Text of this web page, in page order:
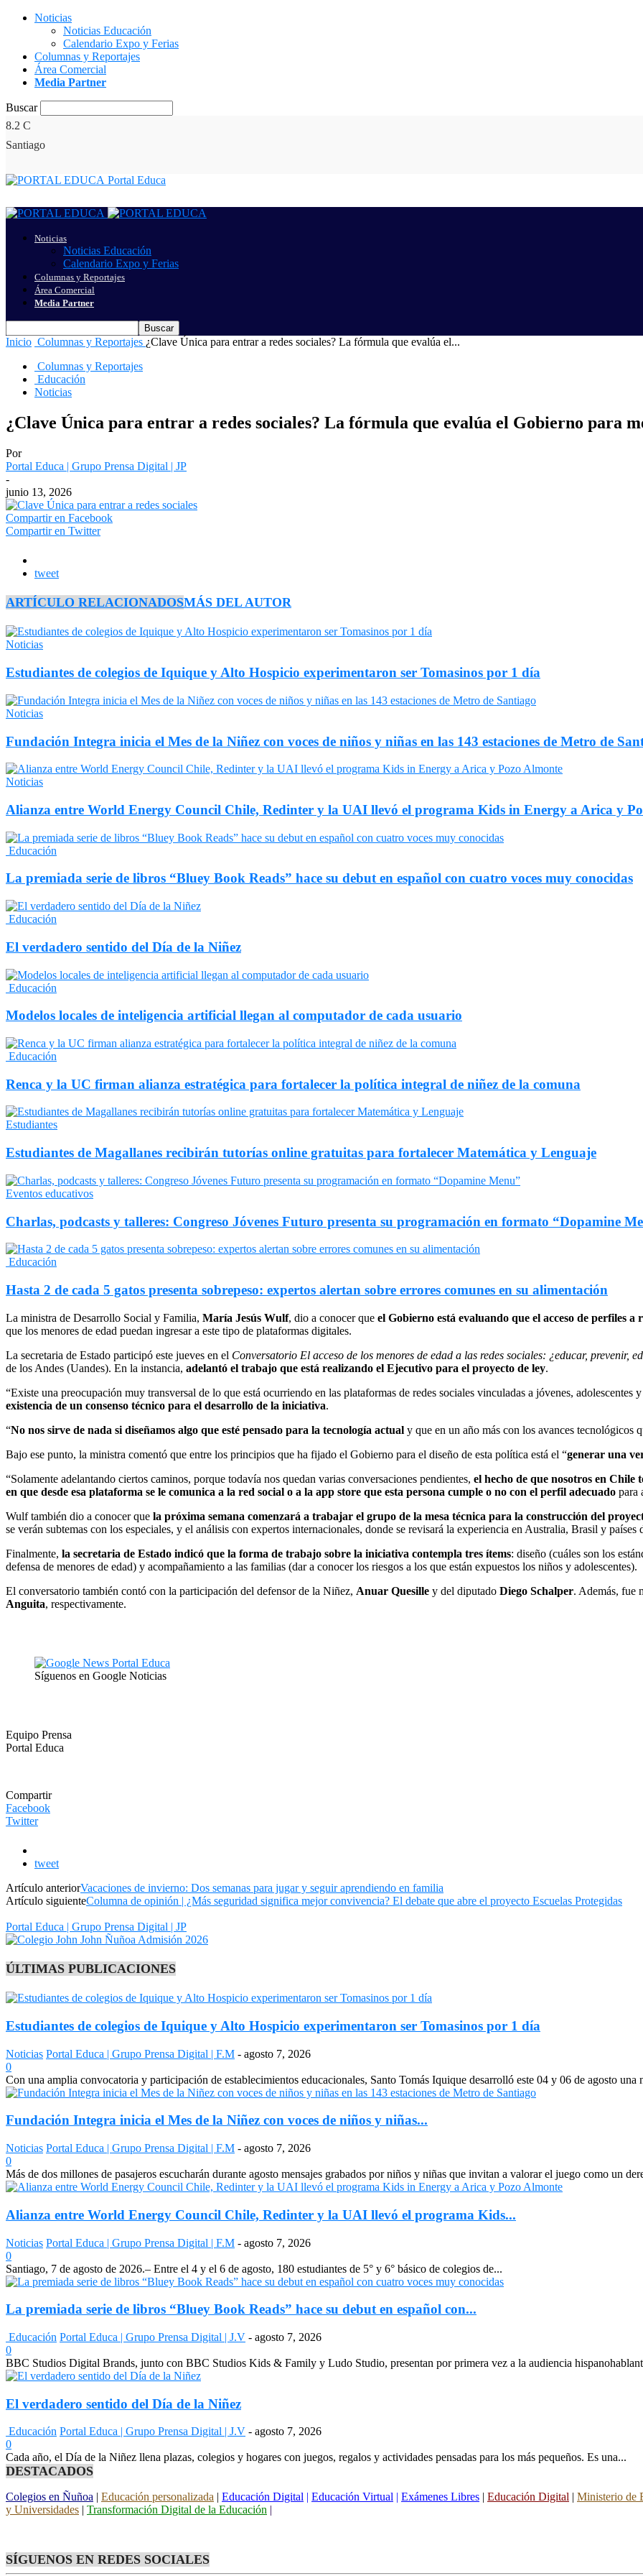
Noticias
Noticias Educación
Calendario Expo y Ferias
Columnas y Reportajes
Área Comercial
Media Partner
Buscar
8.2 C
Santiago
Portal Educa
Noticias
Noticias Educación
Calendario Expo y Ferias
Columnas y Reportajes
Área Comercial
Media Partner
Inicio Columnas y Reportajes ¿Clave Única para entrar a redes sociales? La fórmula que evalúa el...
Columnas y Reportajes
Educación
Noticias
¿Clave Única para entrar a redes sociales? La fórmula que evalúa el Gobierno para
Por
Portal Educa | Grupo Prensa Digital | JP
-
junio 13, 2026
Compartir en Facebook
Compartir en Twitter
tweet
ARTÍCULO RELACIONADOSMÁS DEL AUTOR
Noticias
Estudiantes de colegios de Iquique y Alto Hospicio experimentaron ser Tomasinos por 1 día
Noticias
Fundación Integra inicia el Mes de la Niñez con voces de niños y niñas en las 143 estaciones de Metro de
Noticias
Alianza entre World Energy Council Chile, Redinter y la UAI llevó el programa Kids in Energy a Arica y
Educación
La premiada serie de libros “Bluey Book Reads” hace su debut en español con cuatro voces muy conocidas
Educación
El verdadero sentido del Día de la Niñez
Educación
Modelos locales de inteligencia artificial llegan al computador de cada usuario
Educación
Renca y la UC firman alianza estratégica para fortalecer la política integral de niñez de la comuna
Estudiantes
Estudiantes de Magallanes recibirán tutorías online gratuitas para fortalecer Matemática y Lenguaje
Eventos educativos
Charlas, podcasts y talleres: Congreso Jóvenes Futuro presenta su programación en formato “Dopamine
Educación
Hasta 2 de cada 5 gatos presenta sobrepeso: expertos alertan sobre errores comunes en su alimentación
La ministra de Desarrollo Social y Familia, María Jesús Wulf, dio a conocer que el Gobierno está evaluando que el acceso de perfiles a
que los menores de edad puedan ingresar a este tipo de plataformas digitales.
La secretaria de Estado participó este jueves en el Conversatorio El acceso de los menores de edad a las redes sociales: ¿educar, prevenir,
de los Andes (Uandes). En la instancia, adelantó el trabajo que está realizando el Ejecutivo para el proyecto de ley.
“Existe una preocupación muy transversal de lo que está ocurriendo en las plataformas de redes sociales vinculadas a jóvenes,
existencia de un consenso técnico para el desarrollo de la iniciativa.
“No nos sirve de nada si diseñamos algo que esté pensado para la tecnología actual y que en un año más con los avances tecnológicos
Bajo ese punto, la ministra comentó que entre los principios que ha fijado el Gobierno para el diseño de esta política está el “generar una
“Solamente adelantando ciertos caminos, porque todavía nos quedan varias conversaciones pendientes, el hecho de que nosotros en Chile
en que desde esa plataforma se le comunica a la red social o a la app store que esta persona cumple o no con el perfil adecuado para
Wulf también dio a conocer que la próxima semana comenzará a trabajar el grupo de la mesa técnica para la construcción del
se verán subtemas con los especiales, y el análisis con expertos internacionales, donde se revisará la experiencia en Australia, Brasil y países
Finalmente, la secretaria de Estado indicó que la forma de trabajo sobre la iniciativa contempla tres ítems: diseño (cuáles son los
defensa de menores de edad) y acompañamiento a las familias (dar a conocer los riesgos a los que están expuestos los niños y adolescentes).
El conversatorio también contó con la participación del defensor de la Niñez, Anuar Quesille y del diputado Diego Schalper. Además, fue
Anguita, respectivamente.
Síguenos en Google Noticias
Equipo Prensa
Portal Educa
Compartir
Facebook
Twitter
tweet
Artículo anteriorVacaciones de invierno: Dos semanas para jugar y seguir aprendiendo en familia
Artículo siguienteColumna de opinión | ¿Más seguridad significa mejor convivencia? El debate que abre el proyecto Escuelas Protegidas
Portal Educa | Grupo Prensa Digital | JP
ÚLTIMAS PUBLICACIONES
Estudiantes de colegios de Iquique y Alto Hospicio experimentaron ser Tomasinos por 1 día
Noticias Portal Educa | Grupo Prensa Digital | F.M - agosto 7, 2026
0
Con una amplia convocatoria y participación de establecimientos educacionales, Santo Tomás Iquique desarrolló este 04 y 06 de agosto una
Fundación Integra inicia el Mes de la Niñez con voces de niños y niñas...
Noticias Portal Educa | Grupo Prensa Digital | F.M - agosto 7, 2026
0
Más de dos millones de pasajeros escucharán durante agosto mensajes grabados por niños y niñas que invitan a valorar el juego como un
Alianza entre World Energy Council Chile, Redinter y la UAI llevó el programa Kids...
Noticias Portal Educa | Grupo Prensa Digital | F.M - agosto 7, 2026
0
Santiago, 7 de agosto de 2026.– Entre el 4 y el 6 de agosto, 180 estudiantes de 5° y 6° básico de colegios de...
La premiada serie de libros “Bluey Book Reads” hace su debut en español con...
Educación Portal Educa | Grupo Prensa Digital | J.V - agosto 7, 2026
0
BBC Studios Digital Brands, junto con BBC Studios Kids & Family y Ludo Studio, presentan por primera vez a la audiencia
El verdadero sentido del Día de la Niñez
Educación Portal Educa | Grupo Prensa Digital | J.V - agosto 7, 2026
0
Cada año, el Día de la Niñez llena plazas, colegios y hogares con juegos, regalos y actividades pensadas para los más pequeños. Es una...
DESTACADOS
Colegios en Ñuñoa | Educación personalizada | Educación Digital | Educación Virtual | Exámenes Libres | Educación Digital | Ministerio de
y Universidades | Transformación Digital de la Educación |
SÍGUENOS EN REDES SOCIALES